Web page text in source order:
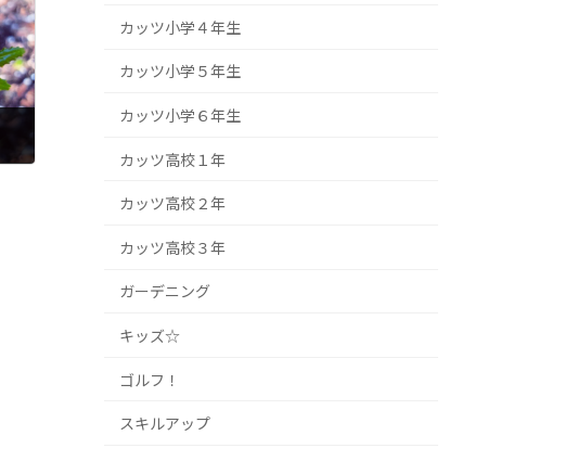
カッツ小学４年生
カッツ小学５年生
カッツ小学６年生
カッツ高校１年
カッツ高校２年
カッツ高校３年
ガーデニング
キッズ☆
ゴルフ！
スキルアップ